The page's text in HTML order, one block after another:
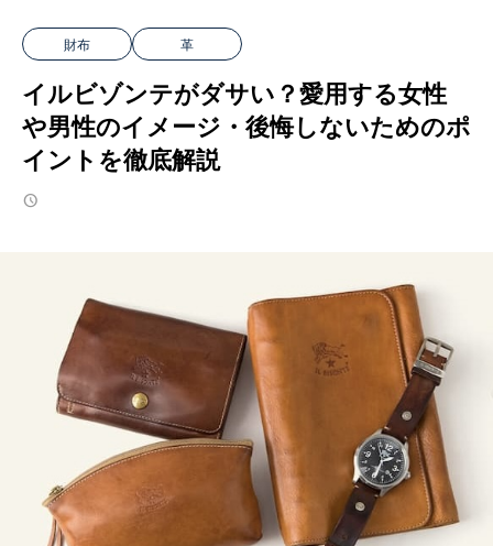
財布 革
イルビゾンテがダサい？愛用する女性
や男性のイメージ・後悔しないためのポ
イントを徹底解説